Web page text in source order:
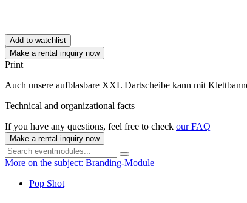
Add to watchlist
Make a rental inquiry now
Print
Auch unsere aufblasbare XXL Dartscheibe kann mit
Technical and organizational facts
If you have any questions, feel free to check our FAQ
Make a rental inquiry now
More on the subject: Branding-Module
Pop Shot